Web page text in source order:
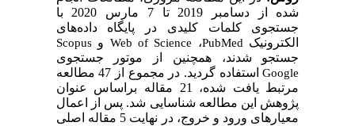
شده از دسامبر 2019 تا 7 مارس 2020 با
جستجوی کلمات کلیدی در پایگاه داده‌های
الکترونیک PubMed، Web of Science وScopus
جستجو شدند، همچنین از موتور جستجوی
Google
استفاده گردید. در مجموع از 47 مطالعه
مرتبط یافت شده، 21 مقاله براساس عنوان
پژوهش این مطالعه شناسایی شد. پس از اعمال
معیارهای ورود و خروج، در نهایت 5 مقاله اصلی